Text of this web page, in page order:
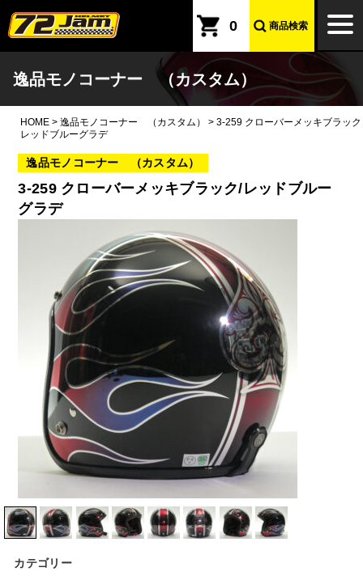
本文へ
0 商品検索
逸品モノコーナー （カスタム）
HOME > 逸品モノコーナー （カスタム） > 3-259 クローバーメッキブラック
レッドブルーグラデ
逸品モノコーナー （カスタム）
3-259 クローバーメッキブラック/レッドブルー
グラデ
カテゴリー